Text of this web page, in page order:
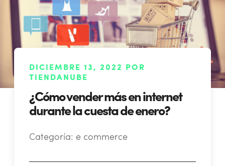
DICIEMBRE 13, 2022 POR
TIENDANUBE
¿Cómo vender más en internet
durante la cuesta de enero?
Categoría: e commerce